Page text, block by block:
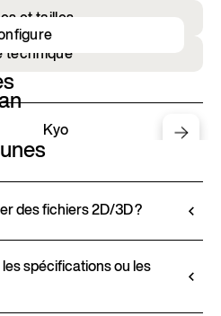
et tailles
technique
Kyo
des fichiers 2D/3D ?
via le Configurateur 3D.
de visualiser le produit
sélectionnés et,
spécifications ou les